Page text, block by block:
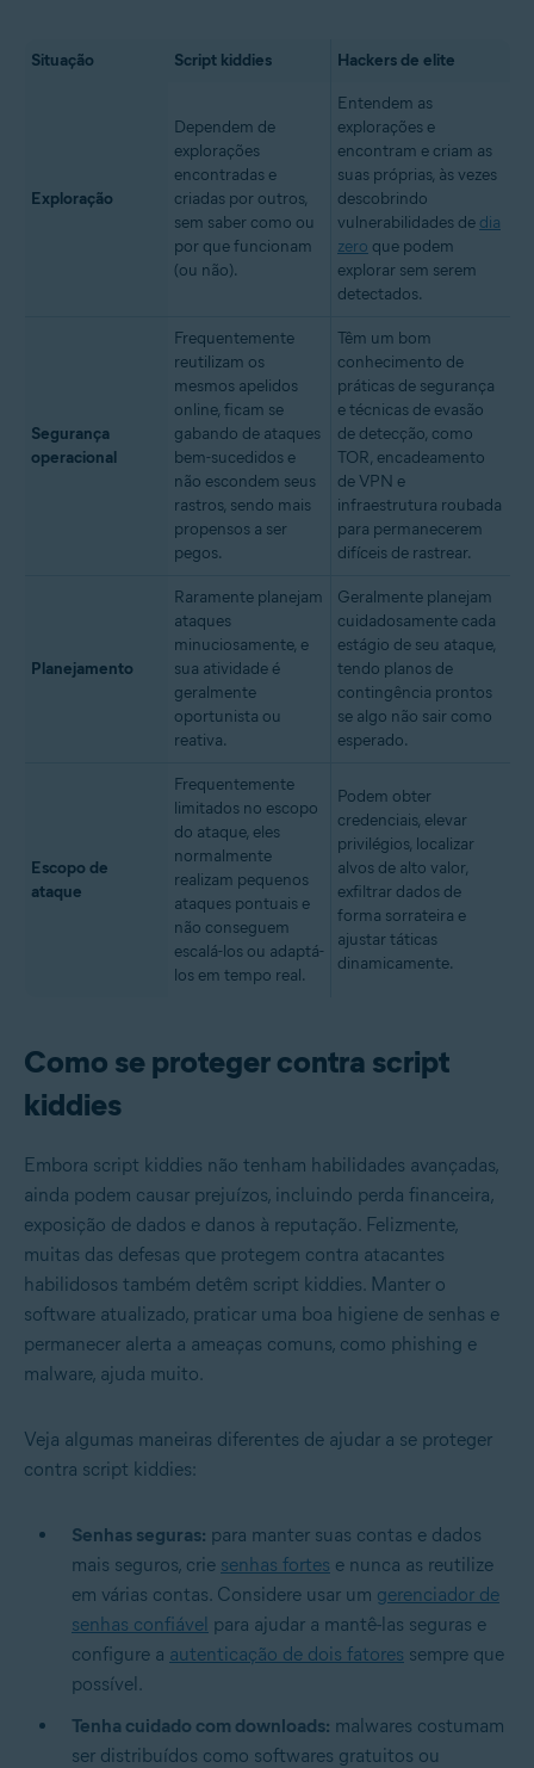
Situação Script kiddies Hackers de elite
Exploração
Dependem de
explorações
encontradas e
criadas por outros,
sem saber como ou
por que funcionam
(ou não).
Entendem as
explorações e
encontram e criam as
suas próprias, às vezes
descobrindo
vulnerabilidades de dia
zero que podem
explorar sem serem
detectados.
Segurança
operacional
Frequentemente
reutilizam os
mesmos apelidos
online, ficam se
gabando de ataques
bem-sucedidos e
não escondem seus
rastros, sendo mais
propensos a ser
pegos.
Têm um bom
conhecimento de
práticas de segurança
e técnicas de evasão
de detecção, como
TOR, encadeamento
de VPN e
infraestrutura roubada
para permanecerem
difíceis de rastrear.
Planejamento
Raramente planejam
ataques
minuciosamente, e
sua atividade é
geralmente
oportunista ou
reativa.
Geralmente planejam
cuidadosamente cada
estágio de seu ataque,
tendo planos de
contingência prontos
se algo não sair como
esperado.
Escopo de
ataque
Frequentemente
limitados no escopo
do ataque, eles
normalmente
realizam pequenos
ataques pontuais e
não conseguem
escalá-los ou adaptá-
los em tempo real.
Podem obter
credenciais, elevar
privilégios, localizar
alvos de alto valor,
exfiltrar dados de
forma sorrateira e
ajustar táticas
dinamicamente.
Como se proteger contra script
kiddies
Embora script kiddies não tenham habilidades avançadas,
ainda podem causar prejuízos, incluindo perda financeira,
exposição de dados e danos à reputação. Felizmente,
muitas das defesas que protegem contra atacantes
habilidosos também detêm script kiddies. Manter o
software atualizado, praticar uma boa higiene de senhas e
permanecer alerta a ameaças comuns, como phishing e
malware, ajuda muito.
Veja algumas maneiras diferentes de ajudar a se proteger
contra script kiddies:
Senhas seguras: para manter suas contas e dados
mais seguros, crie senhas fortes e nunca as reutilize
em várias contas. Considere usar um gerenciador de
senhas confiável para ajudar a mantê-las seguras e
configure a autenticação de dois fatores sempre que
possível.
Tenha cuidado com downloads: malwares costumam
ser distribuídos como softwares gratuitos ou